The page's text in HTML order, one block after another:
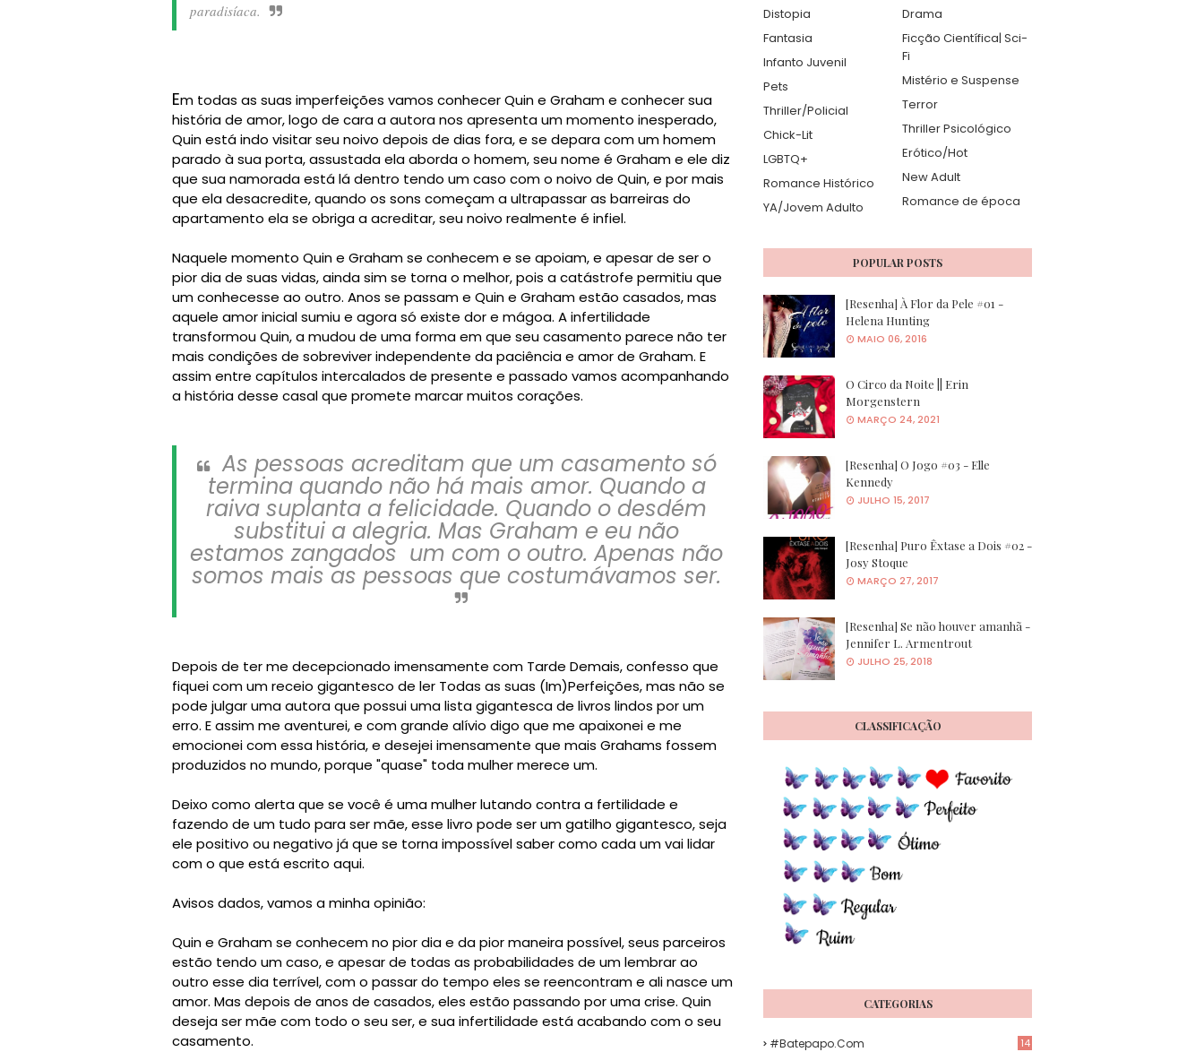
paradisíaca.
Em todas as suas imperfeições vamos conhecer Quin e Graham e conhecer sua
história de amor, logo de cara a autora nos apresenta um momento inesperado,
Quin está indo visitar seu noivo depois de dias fora, e se depara com um homem
parado à sua porta, assustada ela aborda o homem, seu nome é Graham e ele diz
que sua namorada está lá dentro tendo um caso com o noivo de Quin, e por mais
que ela desacredite, quando os sons começam a ultrapassar as barreiras do
apartamento ela se obriga a acreditar, seu noivo realmente é infiel.
Naquele momento Quin e Graham se conhecem e se apoiam, e apesar de ser o
pior dia de suas vidas, ainda sim se torna o melhor, pois a catástrofe permitiu que
um conhecesse ao outro. Anos se passam e Quin e Graham estão casados, mas
aquele amor inicial sumiu e agora só existe dor e mágoa. A infertilidade
transformou Quin, a mudou de uma forma em que seu casamento parece não ter
mais condições de sobreviver independente da paciência e amor de Graham. E
assim entre capítulos intercalados de presente e passado vamos acompanhando
a história desse casal que promete marcar muitos corações.
As pessoas acreditam que um casamento só
termina quando não há mais amor. Quando a
raiva suplanta a felicidade. Quando o desdém
substitui a alegria. Mas Graham e eu não
estamos zangados um com o outro. Apenas não
somos mais as pessoas que costumávamos ser.
Depois de ter me decepcionado imensamente com Tarde Demais, confesso que
fiquei com um receio gigantesco de ler Todas as suas (Im)Perfeições, mas não se
pode julgar uma autora que possui uma lista gigantesca de livros lindos por um
erro. E assim me aventurei, e com grande alívio digo que me apaixonei e me
emocionei com essa história, e desejei imensamente que mais Grahams fossem
produzidos no mundo, porque "quase" toda mulher merece um.
Deixo como alerta que se você é uma mulher lutando contra a fertilidade e
fazendo de um tudo para ser mãe, esse livro pode ser um gatilho gigantesco, seja
ele positivo ou negativo já que se torna impossível saber como cada um vai lidar
com o que está escrito aqui.
Avisos dados, vamos a minha opinião:
Quin e Graham se conhecem no pior dia e da pior maneira possível, seus parceiros
estão tendo um caso, e apesar de todas as probabilidades de um lembrar ao
outro esse dia terrível, com o passar do tempo eles se reencontram e ali nasce um
amor. Mas depois de anos de casados, eles estão passando por uma crise. Quin
deseja ser mãe com todo o seu ser, e sua infertilidade está acabando com o seu
casamento.
Distopia
Drama
Fantasia
Ficção Científica| Sci-
Fi
Infanto Juvenil
Mistério e Suspense
Pets
Terror
Thriller/Policial
Thriller Psicológico
Chick-Lit
Erótico/Hot
LGBTQ+
New Adult
Romance Histórico
Romance de época
YA/Jovem Adulto
POPULAR POSTS
[Resenha] À Flor da Pele #01 -
Helena Hunting
MAIO 06, 2016
O Circo da Noite || Erin
Morgenstern
MARÇO 24, 2021
[Resenha] O Jogo #03 - Elle
Kennedy
JULHO 15, 2017
[Resenha] Puro Êxtase a Dois #02 -
Josy Stoque
MARÇO 27, 2017
[Resenha] Se não houver amanhã -
Jennifer L. Armentrout
JULHO 25, 2018
CLASSIFICAÇÃO
CATEGORIAS
#Batepapo.com 14